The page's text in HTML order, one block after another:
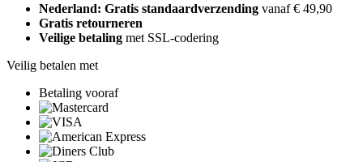
Nederland: Gratis standaardverzending vanaf € 49,90
Gratis retourneren
Veilige betaling met SSL-codering
Veilig betalen met
Betaling vooraf